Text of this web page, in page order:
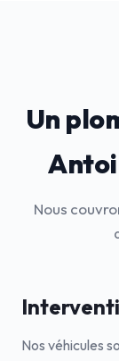
Un
Nous
Nos véhicules